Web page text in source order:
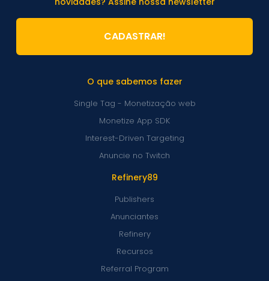
Refinery89
Publishers
Anunciantes
Refinery
Recursos
Referral Program
O que sabemos fazer
Single Tag - Monetização web
Monetize App SDK
Interest-Driven Targeting
Anuncie no Twitch
CADASTRAR!